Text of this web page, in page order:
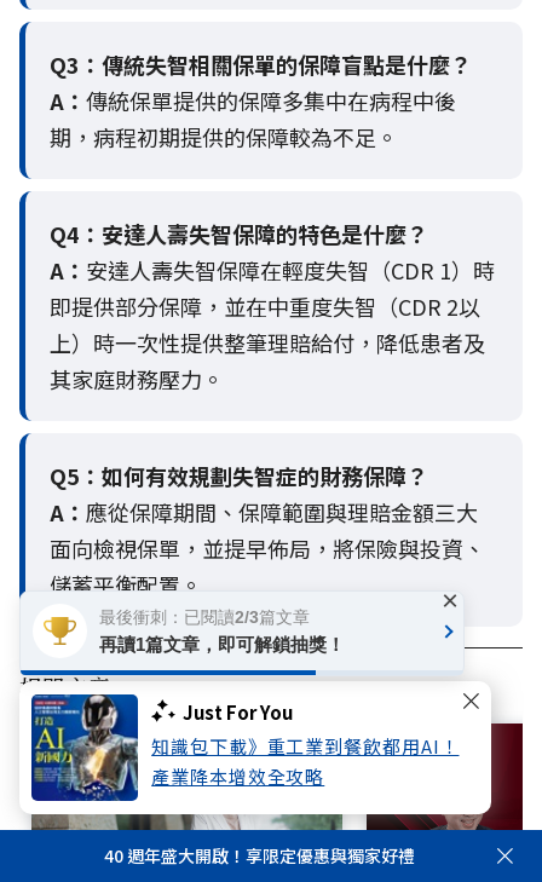
Just For You
知識包下載》重工業到餐飲都用AI！
產業降本增效全攻略
Q3： 傳統失智相關保單的保障盲點是什麼？
A： 傳統保單提供的保障多集中在病程中後
期，病程初期提供的保障較為不足。
Q4： 安達人壽失智保障的特色是什麼？
A： 安達人壽失智保障在輕度失智（CDR 1）時
即提供部分保障，並在中重度失智（CDR 2以
上）時一次性提供整筆理賠給付，降低患者及
其家庭財務壓力。
Q5： 如何有效規劃失智症的財務保障？
A： 應從保障期間、保障範圍與理賠金額三大
面向檢視保單，並提早佈局，將保險與投資、
儲蓄平衡配置。
相關文章
40 週年盛大開啟！享限定優惠與獨家好禮
最後衝刺：已閱讀2/3篇文章
再讀1篇文章，即可解鎖抽獎！
×